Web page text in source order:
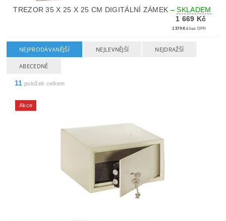
TREZOR 35 X 25 X 25 CM DIGITÁLNÍ ZÁMEK –SKLADEM
1 669 Kč
1 379 Kč bez DPH
NEJPRODÁVANĚJŠÍ NEJLEVNĚJŠÍ NEJDRAŽŠÍ
ABECEDNĚ
11 položek celkem
Akce